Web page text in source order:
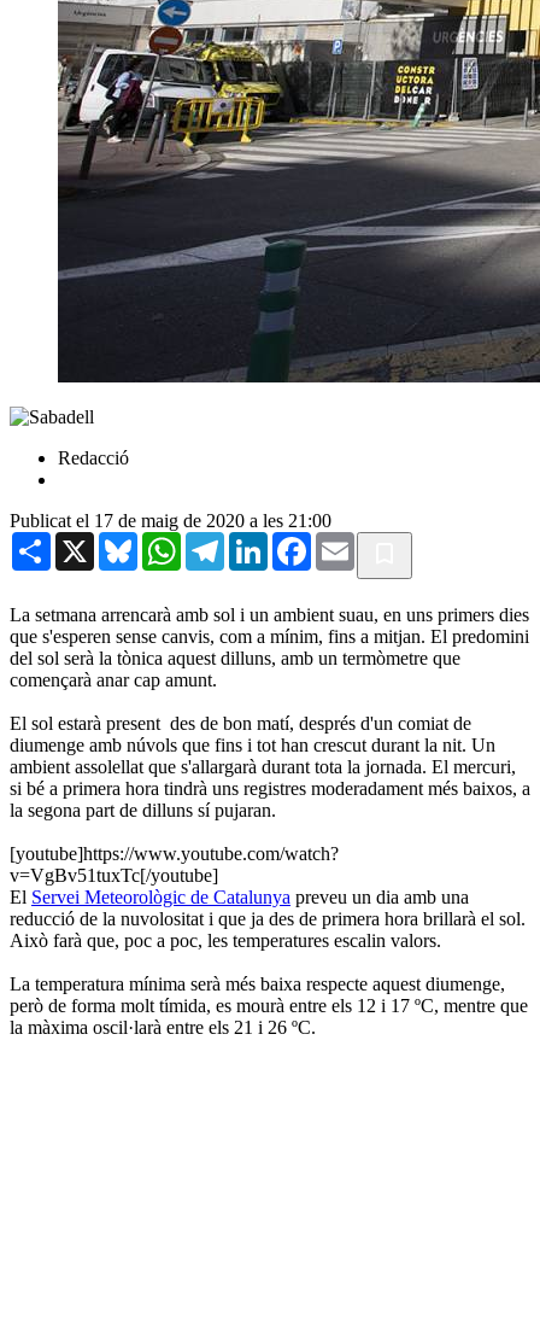
Redacció
Publicat el 17 de maig de 2020 a les 21:00
Share X BlueskyWhatsAppTelegramLinkedInFacebook
Email
La setmana arrencarà amb sol i un ambient suau, en uns primers dies
que s'esperen sense canvis, com a mínim, fins a mitjan. El predomini
del sol serà la tònica aquest dilluns, amb un termòmetre que
començarà anar cap amunt.
El sol estarà present des de bon matí, després d'un comiat de
diumenge amb núvols que fins i tot han crescut durant la nit. Un
ambient assolellat que s'allargarà durant tota la jornada. El mercuri,
si bé a primera hora tindrà uns registres moderadament més baixos, a
la segona part de dilluns sí pujaran.
[youtube]https://www.youtube.com/watch?
v=VgBv51tuxTc[/youtube]
El Servei Meteorològic de Catalunya preveu un dia amb una
reducció de la nuvolositat i que ja des de primera hora brillarà el sol.
Això farà que, poc a poc, les temperatures escalin valors.
La temperatura mínima serà més baixa respecte aquest diumenge,
però de forma molt tímida, es mourà entre els 12 i 17 ºC, mentre que
la màxima oscil·larà entre els 21 i 26 ºC.